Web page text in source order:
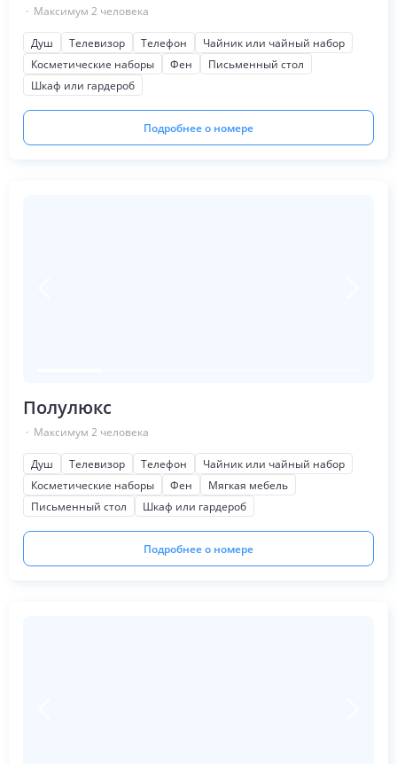
· Максимум 2 человека
Душ Телевизор Телефон
Чайник или чайный набор
Косметические наборы
Фен
Письменный стол
Шкаф или гардероб
Подробнее о номере
Полулюкс
· Максимум 2 человека
Душ Телевизор Телефон
Чайник или чайный набор
Косметические наборы
Фен
Мягкая мебель
Письменный стол
Шкаф или гардероб
Подробнее о номере